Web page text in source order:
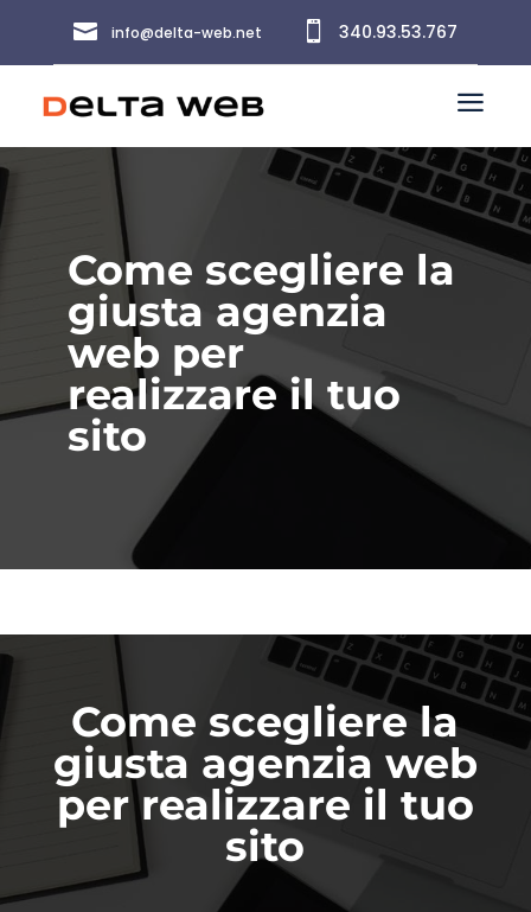
a
 info@delta-web.net  340.93.53.767
Come scegliere la
giusta agenzia
web per
realizzare il tuo
sito
Come scegliere la
giusta agenzia web
per realizzare il tuo
sito